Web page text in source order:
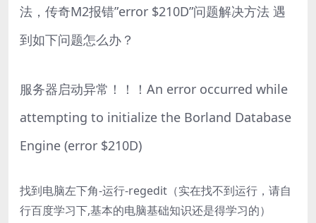
法，传奇M2报错”error $210D”问题解决方法 遇
到如下问题怎么办？
服务器启动异常！！！An error occurred while
attempting to initialize the Borland Database
Engine (error $210D)
找到电脑左下角-运行-regedit（实在找不到运行，请自
行百度学习下,基本的电脑基础知识还是得学习的）